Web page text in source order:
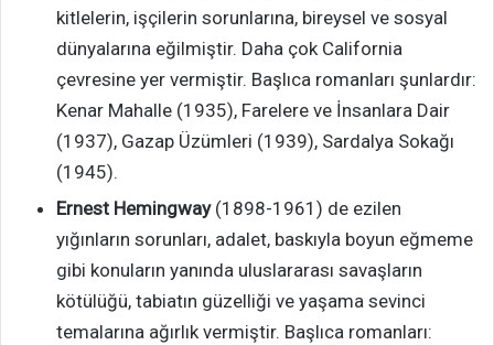
kitlelerin, işçilerin sorunlarına, bireysel ve sosyal
dünyalarına eğilmiştir. Daha çok California
çevresine yer vermiştir. Başlıca romanları şunlardır:
Kenar Mahalle (1935), Farelere ve İnsanlara Dair
(1937), Gazap Üzümleri (1939), Sardalya Sokağı
(1945).
Ernest Hemingway (1898-1961) de ezilen
yığınların sorunları, adalet, baskıyla boyun eğmeme
gibi konuların yanında uluslararası savaşların
kötülüğü, tabiatın güzelliği ve yaşama sevinci
temalarına ağırlık vermiştir. Başlıca romanları: